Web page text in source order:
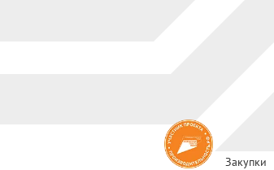
Закупки